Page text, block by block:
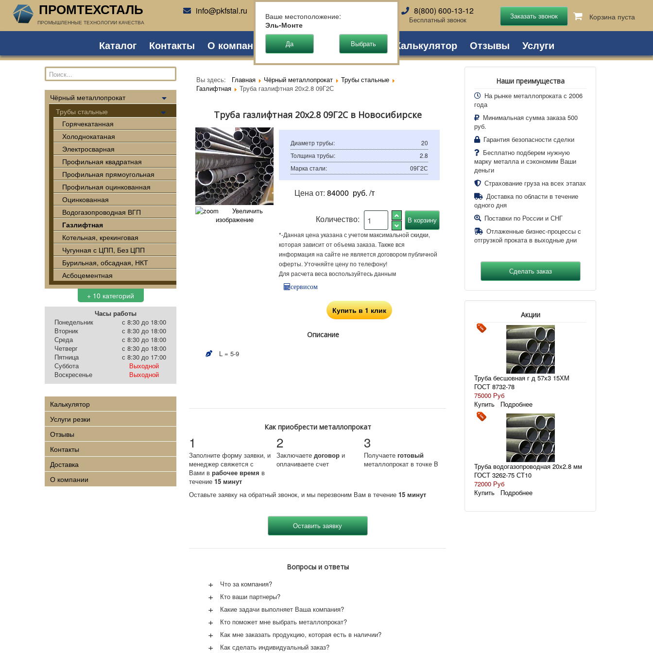
ПРОМТЕХСТАЛЬ
ПРОМЫШЛЕННЫЕ ТЕХНОЛОГИИ КАЧЕСТВА
info@pkfstal.ru 8(800) 600-13-12
Бесплатный звонок Корзина пуста
Каталог Контакты О компании Партнеры Доставка Калькулятор Отзывы Услуги
Чёрный металлопрокат
Трубы стальные
Горячекатанная
Холоднокатаная
Электросварная
Профильная квадратная
Профильная прямоугольная
Профильная оцинкованная
Оцинкованная
Водогазопроводная ВГП
Газлифтная
Котельная, крекинговая
Чугунная с ЦПП, Без ЦПП
Бурильная, обсадная, НКТ
Асбоцементная
+ 10 категорий
Часы работы
Понедельник
с 8:30 до 18:00
Вторник
с 8:30 до 18:00
Среда
с 8:30 до 18:00
Четверг
с 8:30 до 18:00
Пятница
с 8:30 до 17:00
Суббота
Выходной
Воскресенье
Выходной
Калькулятор
Услуги резки
Отзывы
Контакты
Доставка
О компании
Вы здесь: Главная Чёрный металлопрокат
Трубы стальные
Газлифтная
Труба газлифтная 20х2.8 09Г2С
Труба газлифтная 20х2.8 09Г2С в Новосибирске
Увеличить
изображение
Диаметр трубы:
20
Толщина трубы:
2.8
Марка стали: 09Г2С
Цена от: 84000 руб. /т
Количество:
*-Данная цена указана с учетом максимальной скидки,
которая зависит от объема заказа. Также вся
информация на сайте не является договором публичной
оферты. Уточняйте цену по телефону!
Для расчета веса воспользуйтесь данным
сервисом
Купить в 1 клик
Описание
L = 5-9
Как приобрести металлопрокат
1
Заполните форму заявки, и
менеджер свяжется с
Вами врабочее время в
течение15 минут
2
Заключаетедоговор и
оплачиваете счет
3
Получаете готовый
металлопрокат в точке B
Оставьте заявку на обратный звонок, и мы перезвоним Вам в течение15 минут
Вопросы и ответы
+ Что за компания?
+ Кто ваши партнеры?
+ Какие задачи выполняет Ваша компания?
+ Кто поможет мне выбрать металлопрокат?
+ Как мне заказать продукцию, которая есть в наличии?
+ Как сделать индивидуальный заказ?
Наши преимущества
На рынке металлопроката с 2006
года
Минимальная сумма заказа 500
руб.
Гарантия безопасности сделки
Бесплатно подберем нужную
марку металла и сэкономим Ваши
деньги
Страхование груза на всех этапах
Доставка по области в течение
одного дня
Поставки по России и СНГ
Отлаженные бизнес-процессы с
отгрузкой проката в выходные дни
Акции
Труба бесшовная г д 57х3 15ХМ
ГОСТ 8732-78
75000 Руб
Купить
Подробнее
Труба водогазопроводная 20х2.8 мм
ГОСТ 3262-75 СТ10
72000 Руб
Купить
Подробнее
Ваше местоположение:
Эль-Монте